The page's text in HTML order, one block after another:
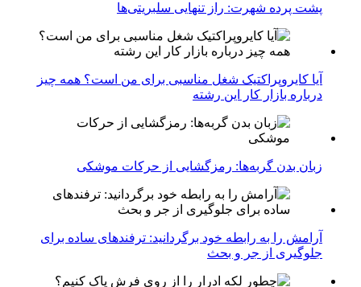
پشت پرده شهرت: راز تنهایی سلبریتی‌ها
آیا کایروپراکتیک شغل مناسبی برای من است؟ همه چیز
درباره بازار کار این رشته
زبان بدن گربه‌ها: رمزگشایی از حرکات موشکی
آرامش را به رابطه خود برگردانید: ترفندهای ساده برای
جلوگیری از جر و بحث